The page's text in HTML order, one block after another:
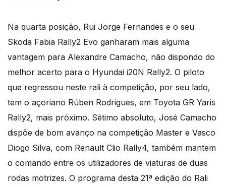
Na quarta posição, Rui Jorge Fernandes e o seu
Skoda Fabia Rally2 Evo ganharam mais alguma
vantagem para Alexandre Camacho, não dispondo do
melhor acerto para o Hyundai i20N Rally2. O piloto
que regressou neste rali à competição, por seu lado,
tem o açoriano Rúben Rodrigues, em Toyota GR Yaris
Rally2, mais próximo. Sétimo absoluto, José Camacho
dispõe de bom avanço na competição Master e Vasco
Diogo Silva, com Renault Clio Rally4, também mantem
o comando entre os utilizadores de viaturas de duas
rodas motrizes. O programa desta 21ª edição do Rali